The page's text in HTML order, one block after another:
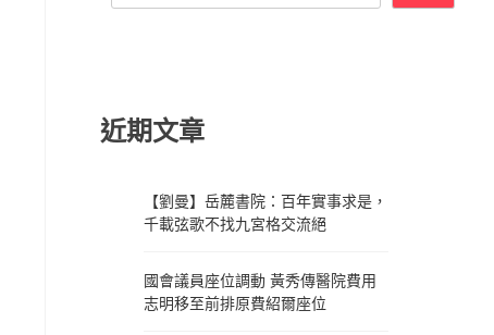
近期文章
【劉曼】岳麓書院：百年實事求是，
千載弦歌不找九宮格交流絕
國會議員座位調動 黃秀傳醫院費用
志明移至前排原費紹爾座位